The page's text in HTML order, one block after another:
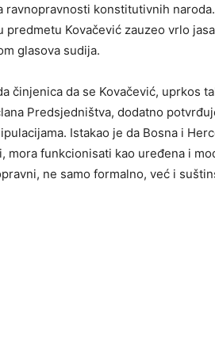
ravnopravnosti konstitutivnih
predmetu Kovačević zauzeo vrlo
glasova sudija.
činjenica da se Kovačević, uprkos
Predsjedništva, dodatno
Istakao je da Bosna i
mora funkcionisati kao uređena i
ne samo formalno, već i